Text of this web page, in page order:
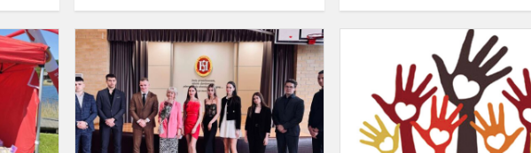
ŠVIETIMO
ĮSTAIGŲ
MUGĖ
"MOKSLO
KRANTAS"
Zabrzmiał
ostatni
dzwonek
maturzystów